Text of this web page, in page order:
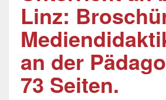
Linz:
an der
73 Seiten.